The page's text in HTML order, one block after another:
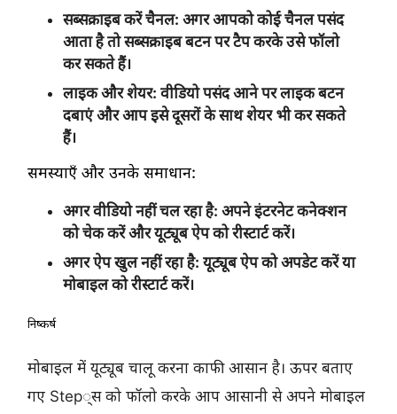
सब्सक्राइब करें चैनल: अगर आपको कोई चैनल पसंद
आता है तो सब्सक्राइब बटन पर टैप करके उसे फॉलो
कर सकते हैं।
लाइक और शेयर: वीडियो पसंद आने पर लाइक बटन
दबाएं और आप इसे दूसरों के साथ शेयर भी कर सकते
हैं।
समस्याएँ और उनके समाधान:
अगर वीडियो नहीं चल रहा है: अपने इंटरनेट कनेक्शन
को चेक करें और यूट्यूब ऐप को रीस्टार्ट करें।
अगर ऐप खुल नहीं रहा है: यूट्यूब ऐप को अपडेट करें या
मोबाइल को रीस्टार्ट करें।
निष्कर्ष
मोबाइल में यूट्यूब चालू करना काफी आसान है। ऊपर बताए
गए Step्स को फॉलो करके आप आसानी से अपने मोबाइल